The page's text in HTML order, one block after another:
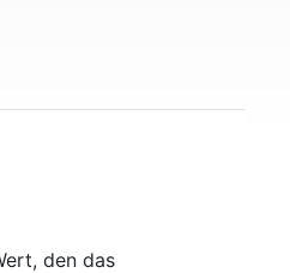
den das